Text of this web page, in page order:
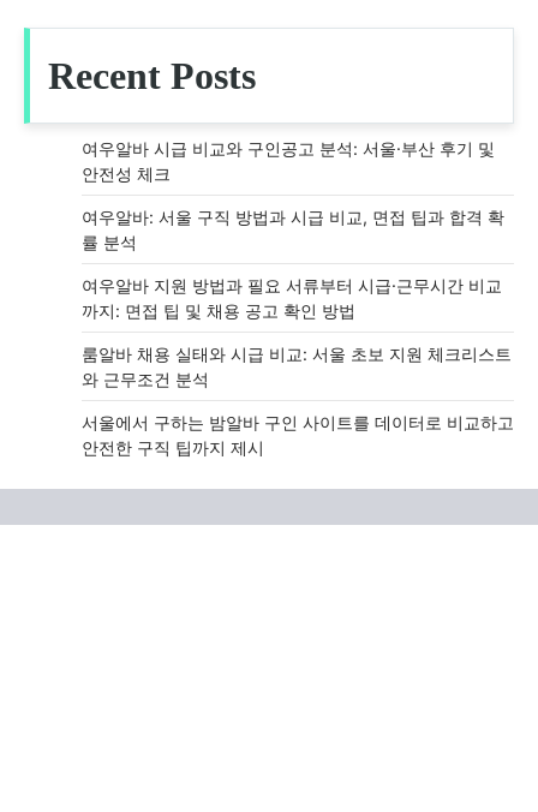
Recent Posts
여우알바 시급 비교와 구인공고 분석: 서울·부산 후기 및
안전성 체크
여우알바: 서울 구직 방법과 시급 비교, 면접 팁과 합격 확
률 분석
여우알바 지원 방법과 필요 서류부터 시급·근무시간 비교
까지: 면접 팁 및 채용 공고 확인 방법
룸알바 채용 실태와 시급 비교: 서울 초보 지원 체크리스트
와 근무조건 분석
서울에서 구하는 밤알바 구인 사이트를 데이터로 비교하고
안전한 구직 팁까지 제시